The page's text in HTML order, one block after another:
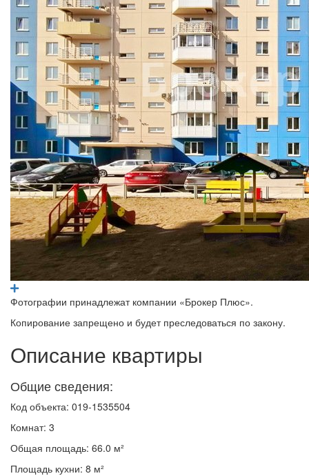
Фотографии принадлежат компании «Брокер Плюс».
Копирование запрещено и будет преследоваться по закону.
Описание квартиры
Общие сведения:
Код объекта: 019-1535504
Комнат: 3
Общая площадь: 66.0 м²
Площадь кухни: 8 м²